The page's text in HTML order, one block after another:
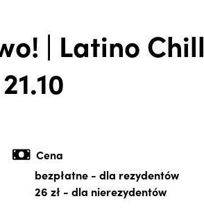
| Latino Chill
Cena
bezpłatne- dla rezydentów
26 zł- dla nierezydentów